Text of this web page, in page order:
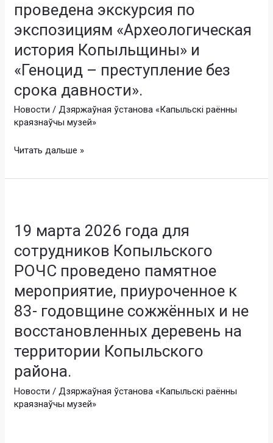
проведена экскурсия по
экспозициям «Археологическая
история Копыльщины» и
«Геноцид – преступление без
срока давности».
Новости /Дзяржаўная ўстанова «Капыльскі раённы
краязнаўчы музей»
Министерством
образования
Беларусь
для
учащихся
6«А»
и
6«Б»
г.
Копыля
имени
Тишки
Гартного»
проведена
экскурсия
по
экспозициям
«Археологическая
история
Копыльщины»
и
Читать дальше »
19 марта 2026 года для
сотрудников Копыльского
РОЧС проведено памятное
мероприятие, приуроченное к
83- годовщине сожжённых и не
восстановленных деревень на
территории Копыльского
района.
Новости /Дзяржаўная ўстанова «Капыльскі раённы
краязнаўчы музей»
2026
для
сотрудников
Копыльского
РОЧС
проведено
памятное
мероприятие,
приуроченное
к
83-
годовщине